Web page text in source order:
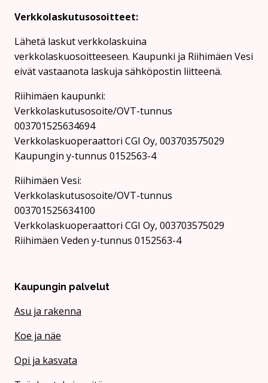
Verkkolaskutusosoitteet:
Lähetä laskut verkkolaskuina
verkkolaskuosoitteeseen. Kaupunki ja Riihimäen Vesi
eivät vastaanota laskuja sähköpostin liitteenä.
Riihimäen kaupunki:
Verkkolaskutusosoite/OVT-tunnus
003701525634694
Verkkolaskuoperaattori CGI Oy, 003703575029
Kaupungin y-tunnus 0152563-4
Rii­hi­mäen Vesi:
Verkkolaskutusosoite/OVT-tunnus
003701525634100
Verkkolaskuoperaattori CGI Oy, 003703575029
Riihimäen Veden y-tunnus 0152563-4
Kaupungin palvelut
Asu ja rakenna
Koe ja näe
Opi ja kasvata